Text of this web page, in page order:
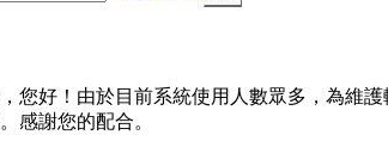
您好！由於目前系統使用人數眾多，為維
感謝您的配合。